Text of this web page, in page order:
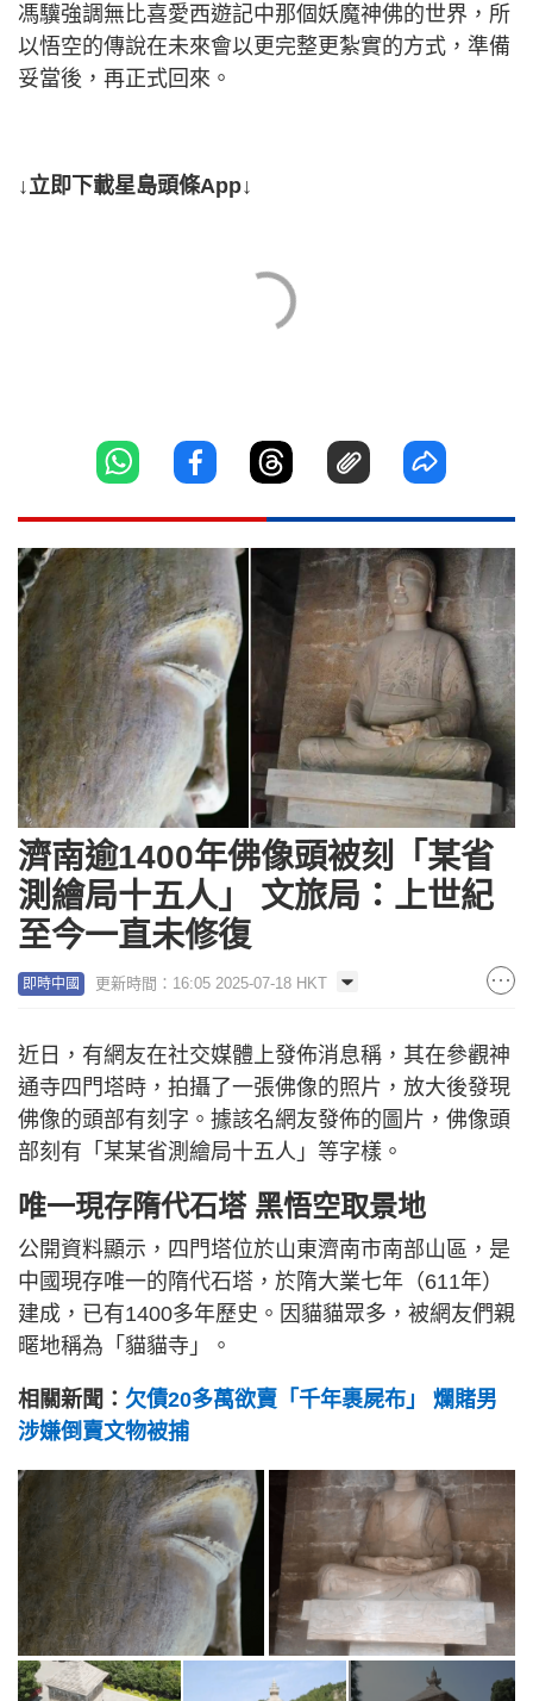
馮驥強調無比喜愛西遊記中那個妖魔神佛的世界，所
以悟空的傳說在未來會以更完整更紮實的方式，準備
妥當後，再正式回來。
↓立即下載星島頭條App↓
濟南逾1400年佛像頭被刻「某省
測繪局十五人」 文旅局：上世紀
至今一直未修復
即時中國 更新時間：16:05 2025-07-18 HKT
近日，有網友在社交媒體上發佈消息稱，其在參觀神
通寺四門塔時，拍攝了一張佛像的照片，放大後發現
佛像的頭部有刻字。據該名網友發佈的圖片，佛像頭
部刻有「某某省測繪局十五人」等字樣。
唯一現存隋代石塔 黑悟空取景地
公開資料顯示，四門塔位於山東濟南市南部山區，是
中國現存唯一的隋代石塔，於隋大業七年（611年）
建成，已有1400多年歷史。因貓貓眾多，被網友們親
暱地稱為「貓貓寺」。
相關新聞： 欠債20多萬欲賣「千年裹屍布」 爛賭男
涉嫌倒賣文物被捕